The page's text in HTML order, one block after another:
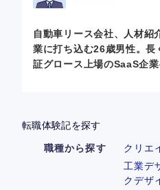
自動車リース会社、人材紹
業に打ち込む26歳男性。長
証グロース上場のSaaS企
転職体験記を探す
職種から探す
クリエ
工業デ
クデザ